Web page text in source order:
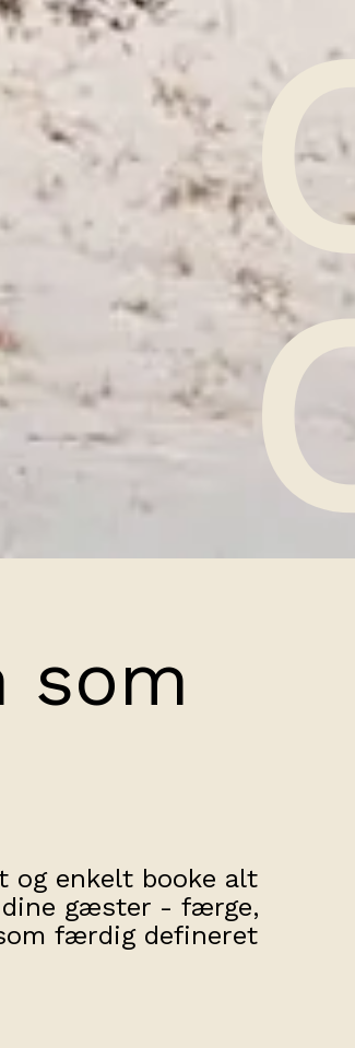
som
og enkelt booke alt
dine gæster - færge,
færdig defineret